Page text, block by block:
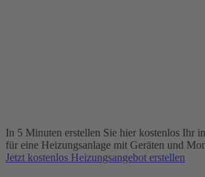
In 5 Minuten erstellen Sie hier kostenlos Ihr
für eine Heizungsanlage mit Geräten und
Jetzt kostenlos Heizungsangebot erstellen